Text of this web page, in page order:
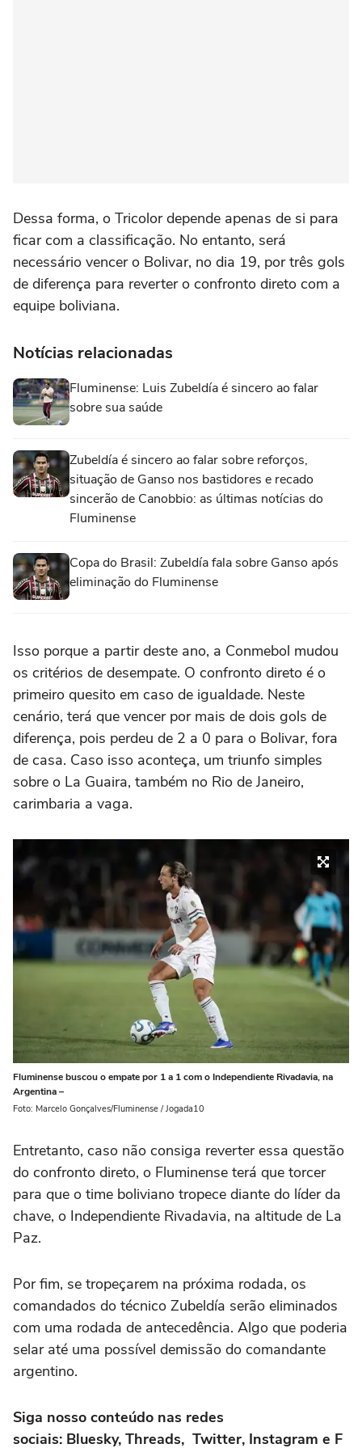
Dessa forma, o Tricolor depende apenas de si para
ficar com a classificação. No entanto, será
necessário vencer o Bolivar, no dia 19, por três gols
de diferença para reverter o confronto direto com a
equipe boliviana.
Notícias relacionadas
Fluminense: Luis Zubeldía é sincero ao falar
sobre sua saúde
Zubeldía é sincero ao falar sobre reforços,
situação de Ganso nos bastidores e recado
sincerão de Canobbio: as últimas notícias do
Fluminense
Copa do Brasil: Zubeldía fala sobre Ganso após
eliminação do Fluminense
Isso porque a partir deste ano, a Conmebol mudou
os critérios de desempate. O confronto direto é o
primeiro quesito em caso de igualdade. Neste
cenário, terá que vencer por mais de dois gols de
diferença, pois perdeu de 2 a 0 para o Bolivar, fora
de casa. Caso isso aconteça, um triunfo simples
sobre o La Guaira, também no Rio de Janeiro,
carimbaria a vaga.
Fluminense buscou o empate por 1 a 1 com o Independiente Rivadavia, na
Argentina –
Foto: Marcelo Gonçalves/Fluminense / Jogada10
Entretanto, caso não consiga reverter essa questão
do confronto direto, o Fluminense terá que torcer
para que o time boliviano tropece diante do líder da
chave, o Independiente Rivadavia, na altitude de La
Paz.
Por fim, se tropeçarem na próxima rodada, os
comandados do técnico Zubeldía serão eliminados
com uma rodada de antecedência. Algo que poderia
selar até uma possível demissão do comandante
argentino.
Siga nosso conteúdo nas redes
sociais: Bluesky, Threads, Twitter, Instagram e F